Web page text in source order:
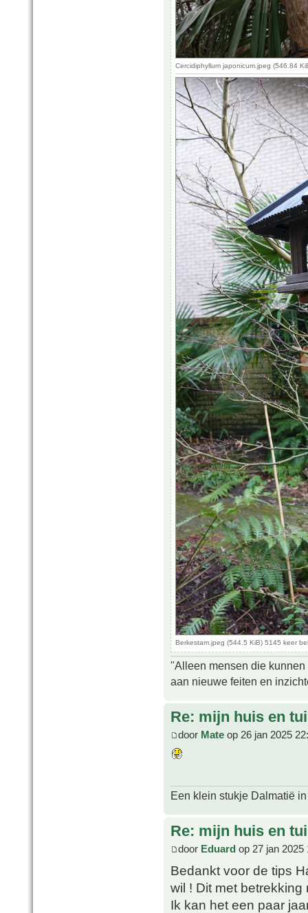
Cercidiphyllum japonicum.jpeg (546.84
Berkestam.jpeg (544.5 KiB) 5145 keer
"Alleen mensen die
aan nieuwe feiten en
Re: mijn huis en
door Mate op 26 jan 2025
Een klein stukje Dalmatië
Re: mijn huis en
door Eduard op 27 jan 2025
Bedankt voor de tips
wil ! Dit met
Ik kan het een paar